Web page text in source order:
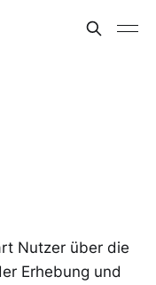
Nutzer über die
Erhebung und